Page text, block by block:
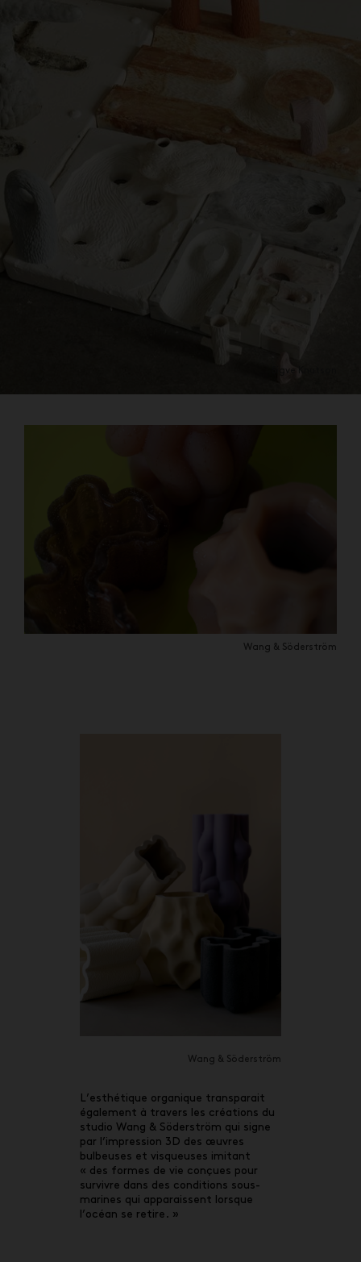
Wang & Söderström
Wang & Söderström
L’esthétique organique transparait
également à travers les créations du
studio Wang & Söderström qui signe
par l’impression 3D des œuvres
bulbeuses et visqueuses imitant
« des formes de vie conçues pour
survivre dans des conditions sous-
marines qui apparaissent lorsque
l’océan se retire. »